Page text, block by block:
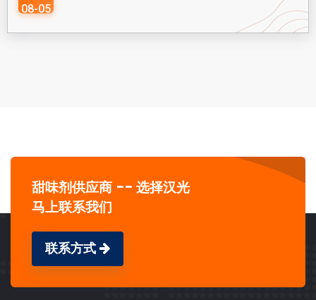
08-05
甜味剂供应商 -- 选择汉光
马上联系我们
联系方式